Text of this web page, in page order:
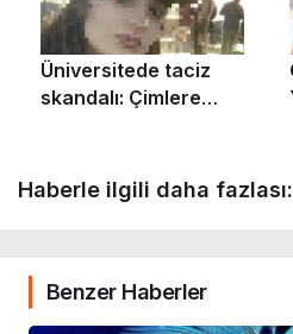
Haberle ilgili daha fazlası:
Benzer Haberler